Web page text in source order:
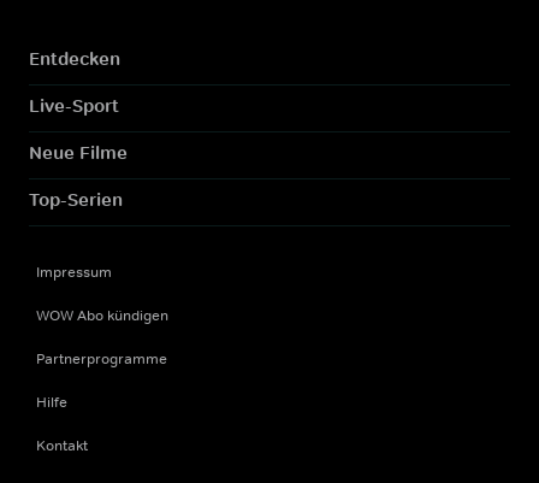
Entdecken
Live-Sport
Neue Filme
Top-Serien
Impressum
WOW Abo kündigen
Partnerprogramme
Hilfe
Kontakt